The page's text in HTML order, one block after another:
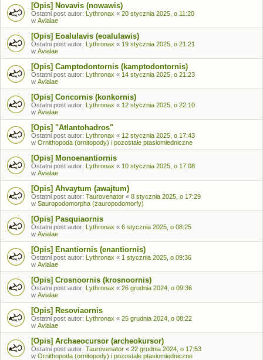
[Opis] Novavis (nowawis)
Ostatni post autor: Lythronax « 20 stycznia 2025, o 11:20
w Avialae
[Opis] Eoalulavis (eoalulawis)
Ostatni post autor: Lythronax « 19 stycznia 2025, o 21:21
w Avialae
[Opis] Camptodontornis (kamptodontornis)
Ostatni post autor: Lythronax « 14 stycznia 2025, o 21:23
w Avialae
[Opis] Concornis (konkornis)
Ostatni post autor: Lythronax « 12 stycznia 2025, o 22:10
w Avialae
[Opis] "Atlantohadros"
Ostatni post autor: Lythronax « 12 stycznia 2025, o 17:43
w Ornithopoda (ornitopody) i pozostałe ptasiomiedniczne
[Opis] Monoenantiornis
Ostatni post autor: Lythronax « 10 stycznia 2025, o 17:08
w Avialae
[Opis] Ahvaytum (awajtum)
Ostatni post autor: Taurovenator « 8 stycznia 2025, o 17:29
w Sauropodomorpha (zauropodomorfy)
[Opis] Pasquiaornis
Ostatni post autor: Lythronax « 6 stycznia 2025, o 08:25
w Avialae
[Opis] Enantiornis (enantiornis)
Ostatni post autor: Lythronax « 1 stycznia 2025, o 09:36
w Avialae
[Opis] Crosnoornis (krosnoornis)
Ostatni post autor: Lythronax « 26 grudnia 2024, o 09:36
w Avialae
[Opis] Resoviaornis
Ostatni post autor: Lythronax « 25 grudnia 2024, o 08:22
w Avialae
[Opis] Archaeocursor (archeokursor)
Ostatni post autor: Taurovenator « 22 grudnia 2024, o 17:53
w Ornithopoda (ornitopody) i pozostałe ptasiomiedniczne